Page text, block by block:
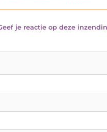
je reactie op deze